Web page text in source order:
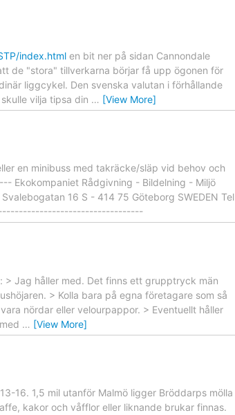
index.html en bit ner på sidan Cannondale
de "stora" tillverkarna börjar få upp ögonen för
liggcykel. Den svenska valutan i förhållande
vilja tipsa din … [View More]
en minibuss med takräcke/släp vid behov och
Rådgivning - Bildelning - Miljö
16 S - 414 75 Göteborg SWEDEN Tel
> Jag håller med. Det finns ett grupptryck män
> Kolla bara på egna företagare som så
nördar eller velourpappor. > Eventuellt håller
… [View More]
16. 1,5 mil utanför Malmö ligger Bröddarps mölla
kakor och våfflor eller liknande brukar finnas.